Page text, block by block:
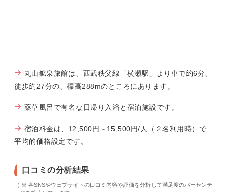
丸山鉱泉旅館は、西武秩父線「横瀬駅」より車で約6分、
徒歩約27分の、標高288mのところにあります。
薬草風呂で有名な日帰り入浴と宿泊施設です。
宿泊料金は、12,500円～15,500円/人（２名利用時）で
平均的価格設定です。
口コミの分析結果
（ ※ 各SNSやウェブサイトの口コミ内容や評価を分析して満足度のパーセンテ